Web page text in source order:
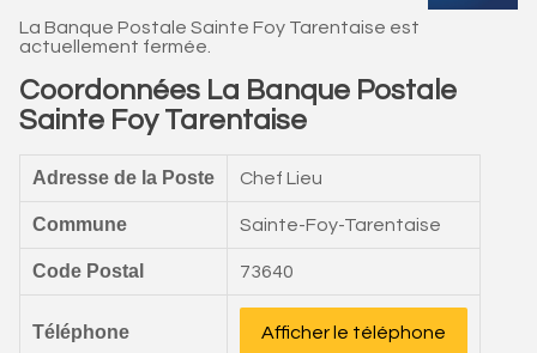
La Banque Postale Sainte Foy Tarentaise est
actuellement fermée.
Coordonnées La Banque Postale
Sainte Foy Tarentaise
Adresse de la Poste Chef Lieu
Commune Sainte-Foy-Tarentaise
Code Postal 73640
Téléphone Afficher le téléphone